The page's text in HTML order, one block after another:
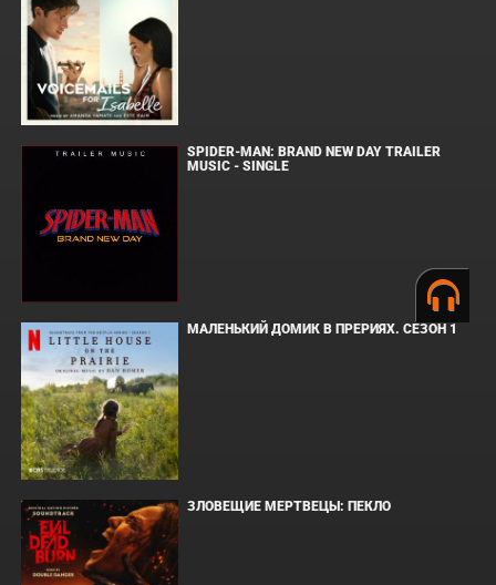
SPIDER-MAN: BRAND NEW DAY TRAILER
MUSIC - SINGLE
МАЛЕНЬКИЙ ДОМИК В ПРЕРИЯХ. СЕЗОН 1
ЗЛОВЕЩИЕ МЕРТВЕЦЫ: ПЕКЛО